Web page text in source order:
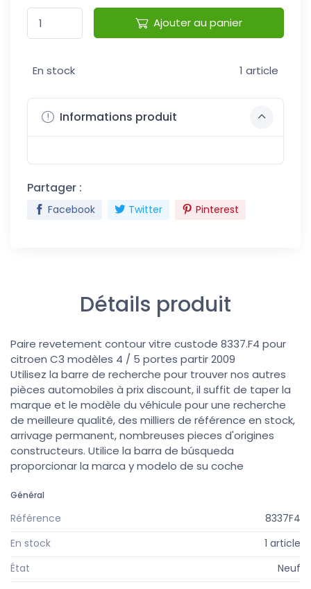
Ajouter au panier
En stock 1 article
Informations produit
Partager :
Facebook Twitter Pinterest
Détails produit
Paire revetement contour vitre custode 8337.F4 pour
citroen C3 modèles 4 / 5 portes partir 2009
Utilisez la barre de recherche pour trouver nos autres
pièces automobiles à prix discount, il suffit de taper la
marque et le modèle du véhicule pour une recherche
de meilleure qualité, des milliers de référence en stock,
arrivage permanent, nombreuses pieces d'origines
constructeurs. Utilice la barra de búsqueda
proporcionar la marca y modelo de su coche
Général
Référence
8337F4
En stock
1 article
État
Neuf